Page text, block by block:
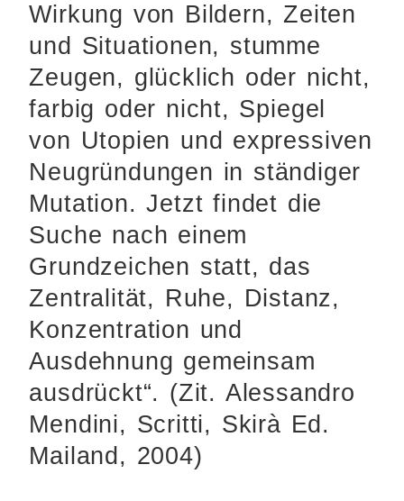
Wirkung von Bildern, Zeiten
und Situationen, stumme
Zeugen, glücklich oder nicht,
farbig oder nicht, Spiegel
von Utopien und expressiven
Neugründungen in ständiger
Mutation. Jetzt findet die
Suche nach einem
Grundzeichen statt, das
Zentralität, Ruhe, Distanz,
Konzentration und
Ausdehnung gemeinsam
ausdrückt“. (Zit. Alessandro
Mendini, Scritti, Skirà Ed.
Mailand, 2004)